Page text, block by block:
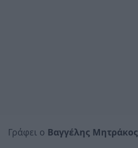
Γράφει ο Βαγγέλης Μητράκος